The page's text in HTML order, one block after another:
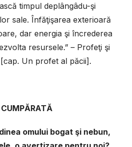
timpul deplângâdu-şi
sale. Înfăţişarea exterioară
dar energia şi încrederea
resursele.” – Profeţi şi
Un profet al păcii].
omului bogat şi nebun,